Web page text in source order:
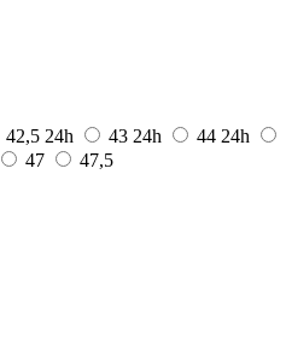
42,5 24h 43 24h 44 24h
47
47,5